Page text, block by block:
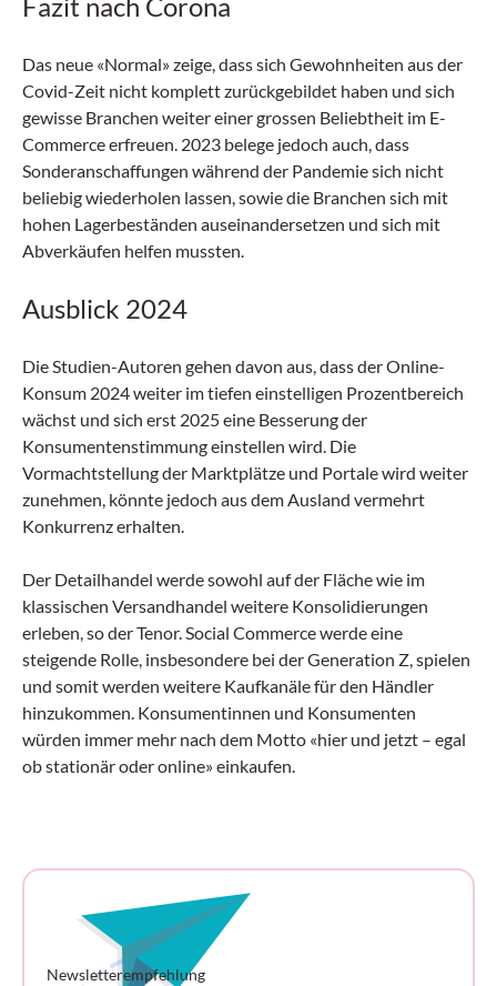
Das neue «Normal» zeige, dass sich Gewohnheiten aus der
Covid-Zeit nicht komplett zurückgebildet haben und sich
gewisse Branchen weiter einer grossen Beliebtheit im E-
Commerce erfreuen. 2023 belege jedoch auch, dass
Sonderanschaffungen während der Pandemie sich nicht
beliebig wiederholen lassen, sowie die Branchen sich mit
hohen Lagerbeständen auseinandersetzen und sich mit
Abverkäufen helfen mussten.
Ausblick 2024
Die Studien-Autoren gehen davon aus, dass der Online-
Konsum 2024 weiter im tiefen einstelligen Prozentbereich
wächst und sich erst 2025 eine Besserung der
Konsumentenstimmung einstellen wird. Die
Vormachtstellung der Marktplätze und Portale wird weiter
zunehmen, könnte jedoch aus dem Ausland vermehrt
Konkurrenz erhalten.
Der Detailhandel werde sowohl auf der Fläche wie im
klassischen Versandhandel weitere Konsolidierungen
erleben, so der Tenor. Social Commerce werde eine
steigende Rolle, insbesondere bei der Generation Z, spielen
und somit werden weitere Kaufkanäle für den Händler
hinzukommen. Konsumentinnen und Konsumenten
würden immer mehr nach dem Motto «hier und jetzt – egal
ob stationär oder online» einkaufen.
Newsletterempfehlung